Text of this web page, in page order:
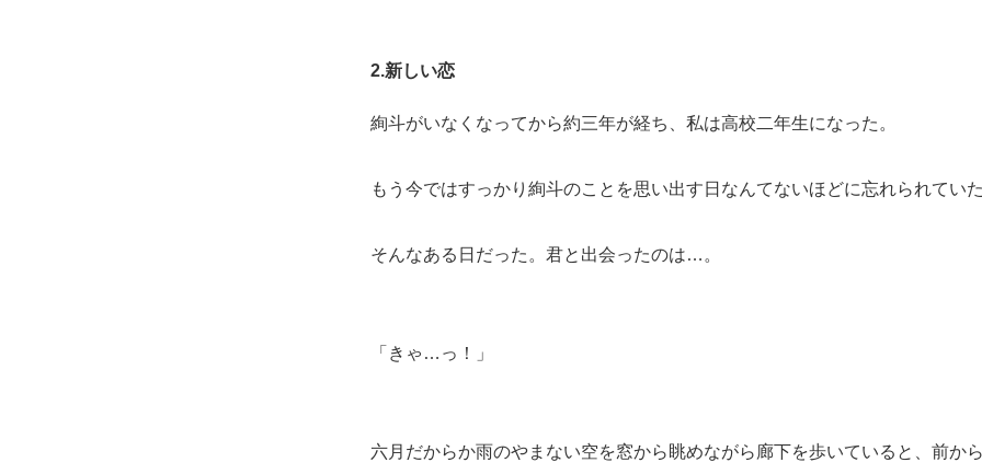
2.新しい恋
絢斗がいなくなってから約三年が経ち、私は高校二年生になった。
もう今ではすっかり絢斗のことを思い出す日なんてないほどに忘れられていた
そんなある日だった。君と出会ったのは…。
「きゃ…っ！」
六月だからか雨のやまない空を窓から眺めながら廊下を歩いていると、前か